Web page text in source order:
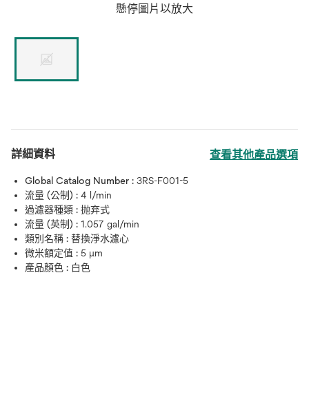
懸停圖片以放大
詳細資料 查看其他產品選項
Global Catalog Number : 3RS-F001-5
流量 (公制) : 4 l/min
過濾器種類 : 抛弃式
流量 (英制) : 1.057 gal/min
類別名稱 : 替換淨水濾心
微米額定值 : 5 μm
產品顏色 : 白色